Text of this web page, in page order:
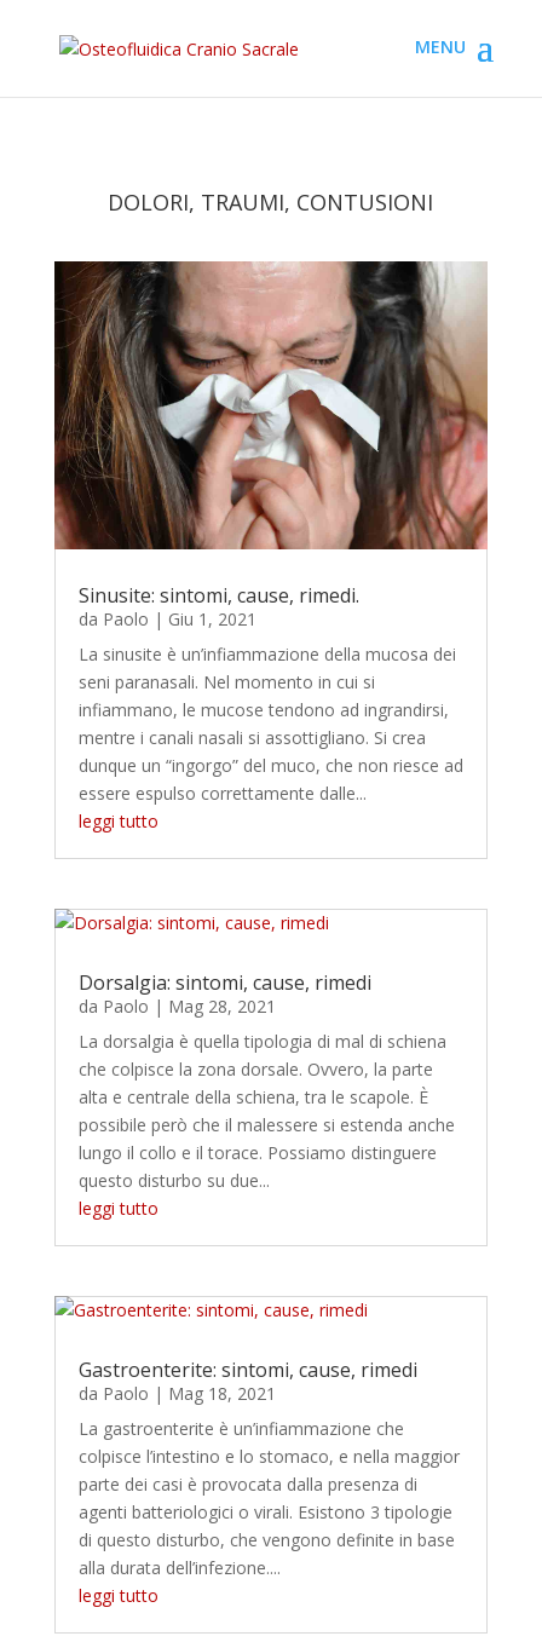
DOLORI, TRAUMI, CONTUSIONI
Sinusite: sintomi, cause, rimedi.
da Paolo | Giu 1, 2021
La sinusite è un’infiammazione della mucosa dei
seni paranasali. Nel momento in cui si
infiammano, le mucose tendono ad ingrandirsi,
mentre i canali nasali si assottigliano. Si crea
dunque un “ingorgo” del muco, che non riesce ad
essere espulso correttamente dalle...
leggi tutto
Dorsalgia: sintomi, cause, rimedi
da Paolo | Mag 28, 2021
La dorsalgia è quella tipologia di mal di schiena
che colpisce la zona dorsale. Ovvero, la parte
alta e centrale della schiena, tra le scapole. È
possibile però che il malessere si estenda anche
lungo il collo e il torace. Possiamo distinguere
questo disturbo su due...
leggi tutto
Gastroenterite: sintomi, cause, rimedi
da Paolo | Mag 18, 2021
La gastroenterite è un’infiammazione che
colpisce l’intestino e lo stomaco, e nella maggior
parte dei casi è provocata dalla presenza di
agenti batteriologici o virali. Esistono 3 tipologie
di questo disturbo, che vengono definite in base
alla durata dell’infezione....
leggi tutto